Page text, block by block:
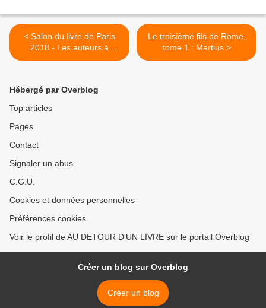
< Salon du livre de Paris
2018 - Les auteurs à
retrouver en dédicace
Le troisième fils de Rome,
tome 1 : Martius >
Hébergé par Overblog
Top articles
Pages
Contact
Signaler un abus
C.G.U.
Cookies et données personnelles
Préférences cookies
Voir le profil de AU DETOUR D'UN LIVRE sur le portail Overblog
Créer un blog sur Overblog
Créer un blog